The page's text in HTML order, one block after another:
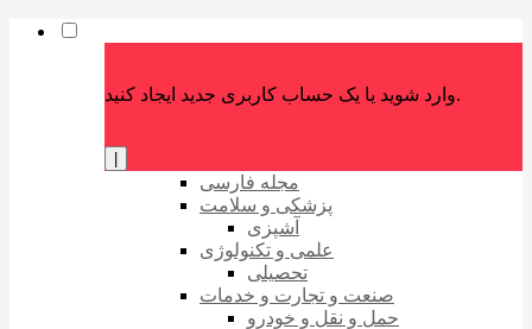
وارد شوید یا یک حساب کاربری جدید ایجاد کنید.
مجله فارسی
پزشکی و سلامت
آشپزی
علمی و تکنولوژی
تحصیلی
صنعت و تجارت و خدمات
حمل و نقل و خودرو